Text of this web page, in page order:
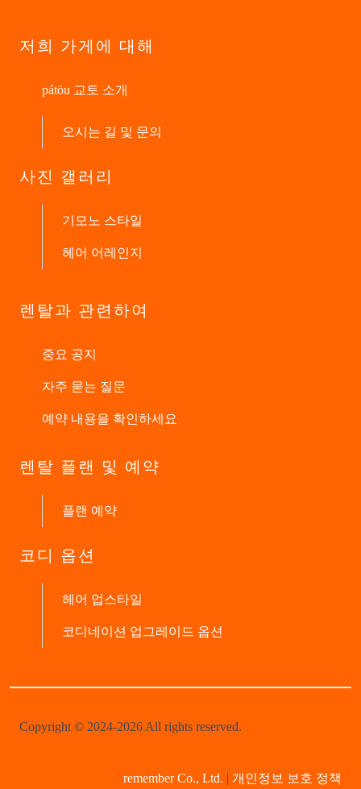
저희 가게에 대해
pátöu 교토 소개
오시는 길 및 문의
사진 갤러리
기모노 스타일
헤어 어레인지
렌탈과 관련하여
중요 공지
자주 묻는 질문
예약 내용을 확인하세요
렌탈 플랜 및 예약
플랜 예약
코디 옵션
헤어 업스타일
코디네이션 업그레이드 옵션
Copyright © 2024-2026 All rights reserved.
remember Co., Ltd. | 개인정보 보호 정책